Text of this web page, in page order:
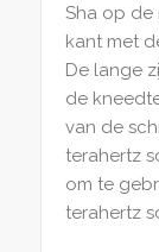
Sha op de
kant met
De lange
de
van de
terahertz
om te
terahertz